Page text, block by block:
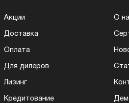
Акции
Доставка
Оплата
Для дилеров
Лизинг
Кредитование
О